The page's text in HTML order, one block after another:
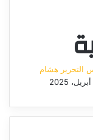
هشام